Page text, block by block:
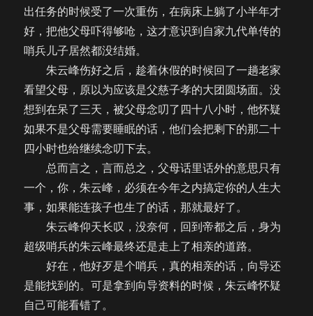
出任务的时候受了一次重伤，在病床上躺了小半年才
好，把他父母吓得够呛，这才意识到自家九代单传的
哨兵儿子居然都没结婚。
朱云峰伤好之后，趁着休假的时候回了一趟老家
看望父母，原以为应该是父慈子孝的大团圆场面。没
想到在呆了三天，被父母念叨了四十八小时，他怀疑
如果不是父母需要睡眠的话，他们会把剩下的那二十
四小时也给继续念叨下去。
总而言之，言而总之，父母话里话外的意思只有
一个，你，朱云峰，必须在今年之内搞定你的人生大
事，如果能连孩子也生了的话，那就最好了。
朱云峰仰天长叹，没奈何，回到帝都之后，身为
超级哨兵的朱云峰最终还是走上了相亲的道路。
好在，他好歹是个哨兵，真的相亲的话，向导还
是能找到的。可是拿到向导资料的时候，朱云峰怀疑
自己可能看错了。